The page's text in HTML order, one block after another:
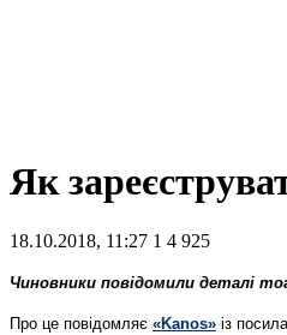
Як
18.10.2018, 11:27 1 4 925
Чиновники повідомили деталі
Про це повідомляє «Kanos» із